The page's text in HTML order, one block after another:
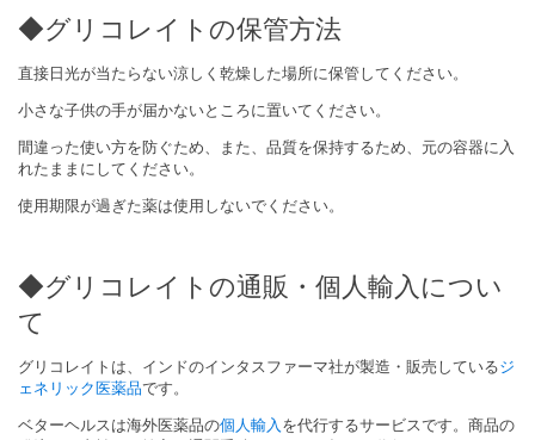
◆グリコレイトの保管方法
直接日光が当たらない涼しく乾燥した場所に保管してください。
小さな子供の手が届かないところに置いてください。
間違った使い方を防ぐため、また、品質を保持するため、元の容器に入
れたままにしてください。
使用期限が過ぎた薬は使用しないでください。
◆グリコレイトの通販・個人輸入につい
て
グリコレイトは、インドのインタスファーマ社が製造・販売しているジ
ェネリック医薬品です。
ベターヘルスは海外医薬品の個人輸入 を代行するサービスです。商品の